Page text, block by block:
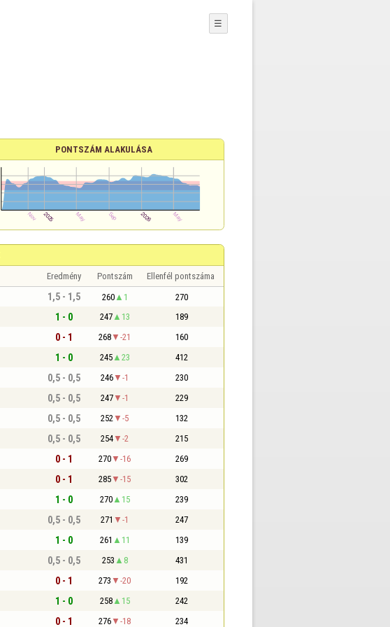
☰
PONTSZÁM ALAKULÁSA
Eredmény Pontszám Ellenfél pontszáma
1,5 - 1,5 260 1 270
1 - 0 247 13 189
0 - 1 268 -21 160
1 - 0 245 23 412
0,5 - 0,5 246 -1 230
0,5 - 0,5 247 -1 229
0,5 - 0,5 252 -5 132
0,5 - 0,5 254 -2 215
0 - 1 270 -16 269
0 - 1 285 -15 302
1 - 0 270 15 239
0,5 - 0,5 271 -1 247
1 - 0 261 11 139
0,5 - 0,5 253 8 431
0 - 1 273 -20 192
1 - 0 258 15 242
0 - 1 276 -18 234